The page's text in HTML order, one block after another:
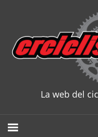
content
La web del